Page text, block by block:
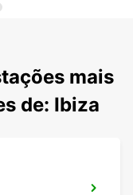
mais
de: Ibiza